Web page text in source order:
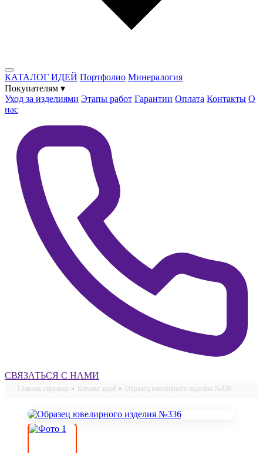
КАТАЛОГ ИДЕЙ Портфолио Минералогия
Покупателям ▾
Уход за изделиями Этапы работ Гарантии Оплата Контакты О
нас
СВЯЗАТЬСЯ С НАМИ
Главная страница » Каталог идей » Образец ювелирного изделия №336